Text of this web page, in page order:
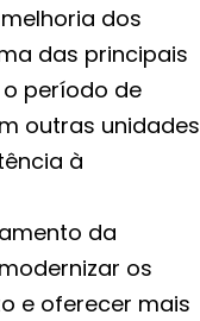
dos
das principais
período de
outras unidades
à
da
os
e oferecer mais